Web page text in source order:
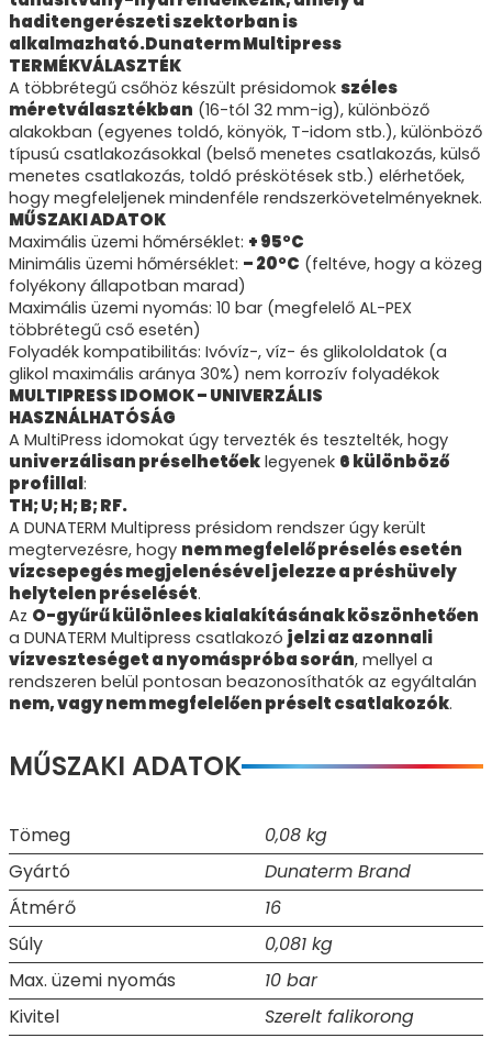
haditengerészeti szektorban is
alkalmazható.Dunaterm Multipress
TERMÉKVÁLASZTÉK
A többrétegű csőhöz készült présidomok széles
méretválasztékban (16-tól 32 mm-ig), különböző
alakokban (egyenes toldó, könyök, T-idom stb.), különböző
típusú csatlakozásokkal (belső menetes csatlakozás, külső
menetes csatlakozás, toldó préskötések stb.) elérhetőek,
hogy megfeleljenek mindenféle rendszerkövetelményeknek.
MŰSZAKI ADATOK
Maximális üzemi hőmérséklet: + 95°C
Minimális üzemi hőmérséklet: – 20°C (feltéve, hogy a közeg
folyékony állapotban marad)
Maximális üzemi nyomás: 10 bar (megfelelő AL-PEX
többrétegű cső esetén)
Folyadék kompatibilitás: Ivóvíz-, víz- és glikololdatok (a
glikol maximális aránya 30%) nem korrozív folyadékok
MULTIPRESS IDOMOK – UNIVERZÁLIS
HASZNÁLHATÓSÁG
A MultiPress idomokat úgy tervezték és tesztelték, hogy
univerzálisan préselhetőek legyenek 6 különböző
profillal:
TH; U; H; B; RF.
A DUNATERM Multipress présidom rendszer úgy került
megtervezésre, hogy nem megfelelő préselés esetén
vízcsepegés megjelenésével jelezze a préshüvely
helytelen préselését.
Az O-gyűrű különlees kialakításának köszönhetően
a DUNATERM Multipress csatlakozó jelzi az azonnali
vízveszteséget a nyomáspróba során, mellyel a
rendszeren belül pontosan beazonosíthatók az egyáltalán
nem, vagy nem megfelelően préselt csatlakozók.
MŰSZAKI ADATOK
Tömeg
0,08 kg
Gyártó
Dunaterm Brand
Átmérő
16
Súly
0,081 kg
Max. üzemi nyomás
10 bar
Kivitel
Szerelt falikorong